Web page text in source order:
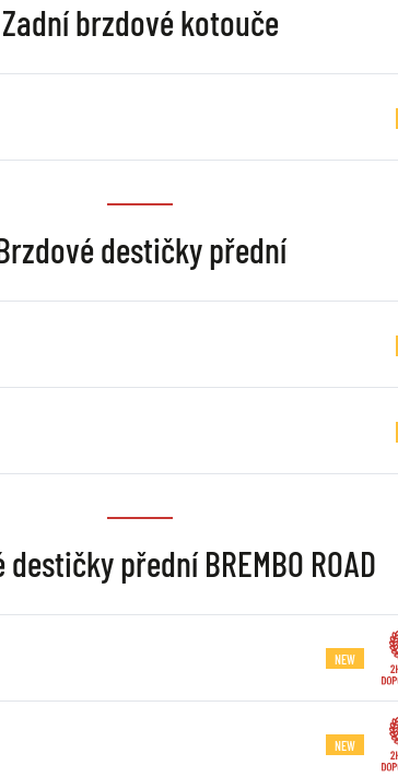
Zadní brzdové kotouče
destičky přední
přední BREMBO ROAD
NEW
NEW